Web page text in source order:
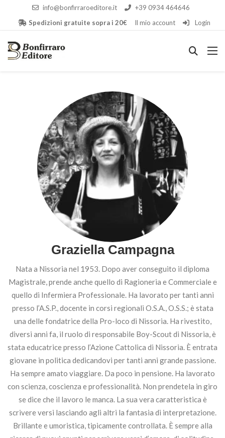
info@bonfirraroeditore.it
+39 0934 464646
Spedizioni gratuite sopra i 20€
Il mio account Login
Graziella Campagna
Nata a Nissoria nel 1953. Dopo aver conseguito il diploma
Magistrale, prende anche quello di Ragioneria e Commerciale e
quello di Infermiera Professionale. Ha lavorato per tanti anni
presso l’A.S.P., docente in corsi regionali O.S.A., O.S.S.; è stata
una delle fondatrice della Pro-loco di Nissoria. Ha rivestito,
diversi anni fa, il ruolo di responsabile Boy-Scout di Nissoria, è
stata educatrice presso l’Azione Cattolica di Nissoria. È entrata
giovane in politica dedicandovi per tanti anni grande passione.
Ha sempre amato viaggiare. Da poco in pensione. Ha lavorato
con scienza, coscienza e professionalità. Non prendetela in giro
se dice che il lavoro le manca. La sua vera caratteristica è
scrivere versi lasciando agli altri la fantasia di interpretazione.
Brillante e umoristica, tipicamente controllata. È sempre alla